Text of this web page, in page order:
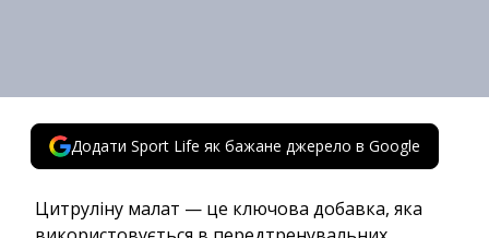
Додати Sport Life як бажане джерело в Google
Цитруліну малат — це ключова добавка, яка